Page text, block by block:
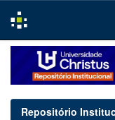
navigation
Repositório